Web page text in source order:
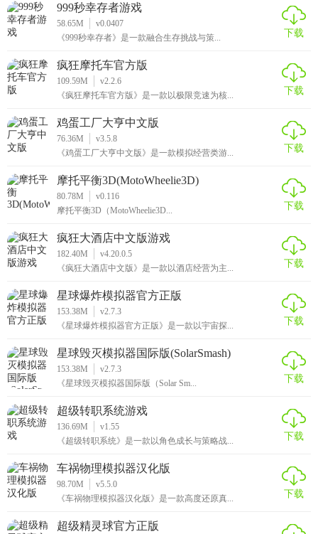
999秒幸存者游戏
58.65M
v0.0407
《999秒幸存者》是一款融合生存挑战与策...
下载
疯狂摩托车官方版
109.59M
v2.2.6
《疯狂摩托车官方版》是一款以极限竞速为核...
下载
鸡蛋工厂大亨中文版
76.36M
v3.5.8
《鸡蛋工厂大亨中文版》是一款模拟经营类游...
下载
摩托平衡3D(MotoWheelie3D)
80.78M
v0.116
摩托平衡3D（MotoWheelie3D...
下载
疯狂大酒店中文版游戏
182.40M
v4.20.0.5
《疯狂大酒店中文版》是一款以酒店经营为主...
下载
星球爆炸模拟器官方正版
153.38M
v2.7.3
《星球爆炸模拟器官方正版》是一款以宇宙探...
下载
星球毁灭模拟器国际版(SolarSmash)
153.38M
v2.7.3
《星球毁灭模拟器国际版（Solar Sm...
下载
超级转职系统游戏
136.69M
v1.55
《超级转职系统》是一款以角色成长与策略战...
下载
车祸物理模拟器汉化版
98.70M
v5.5.0
《车祸物理模拟器汉化版》是一款高度还原真...
下载
超级精灵球官方正版